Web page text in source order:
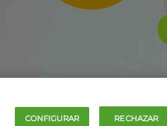
CONFIGURAR RECHAZAR